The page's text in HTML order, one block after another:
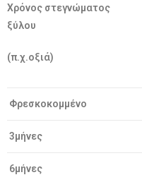
Χρόνος στεγνώματος
ξύλου
(π.χ.οξιά)
Φρεσκοκομμένο
3μήνες
6μήνες